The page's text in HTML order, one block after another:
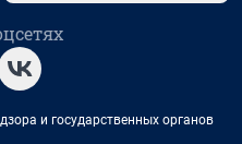
и государственных органов